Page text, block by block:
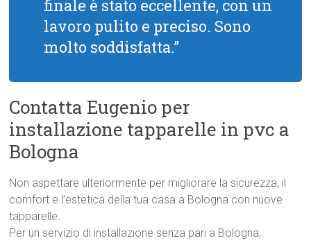
finale è stato eccellente, con un
lavoro pulito e preciso. Sono
molto soddisfatta.”
Contatta Eugenio per
installazione tapparelle in pvc a
Bologna
Non aspettare ulteriormente per migliorare la sicurezza, il
comfort e l’estetica della tua casa a Bologna con nuove
tapparelle.
Per un servizio di installazione senza pari a Bologna,